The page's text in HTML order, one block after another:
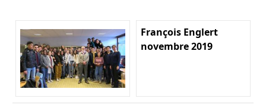
François Englert
novembre 2019